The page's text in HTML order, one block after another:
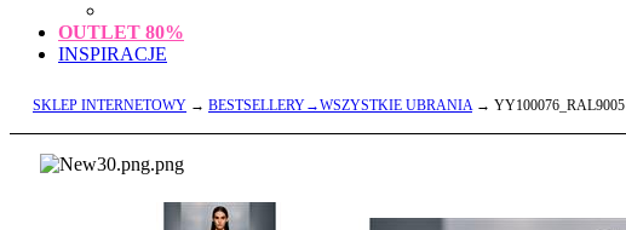
OUTLET 80%
INSPIRACJE
SKLEP INTERNETOWY → BESTSELLERY→WSZYSTKIE UBRANIA→ YY100076_RAL9005